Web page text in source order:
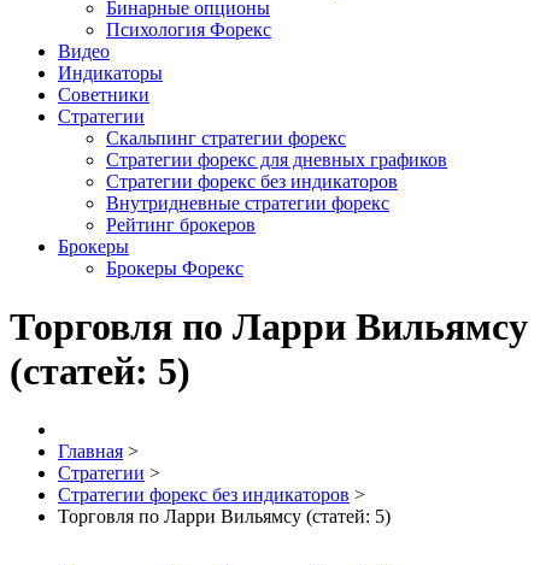
Бинарные опционы
Психология Форекс
Видео
Индикаторы
Советники
Стратегии
Скальпинг стратегии форекс
Стратегии форекс для дневных графиков
Стратегии форекс без индикаторов
Внутридневные стратегии форекс
Рейтинг брокеров
Брокеры
Брокеры Форекс
Торговля по Ларри Вильямсу
(статей: 5)
Главная >
Стратегии >
Стратегии форекс без индикаторов >
Торговля по Ларри Вильямсу (статей: 5)